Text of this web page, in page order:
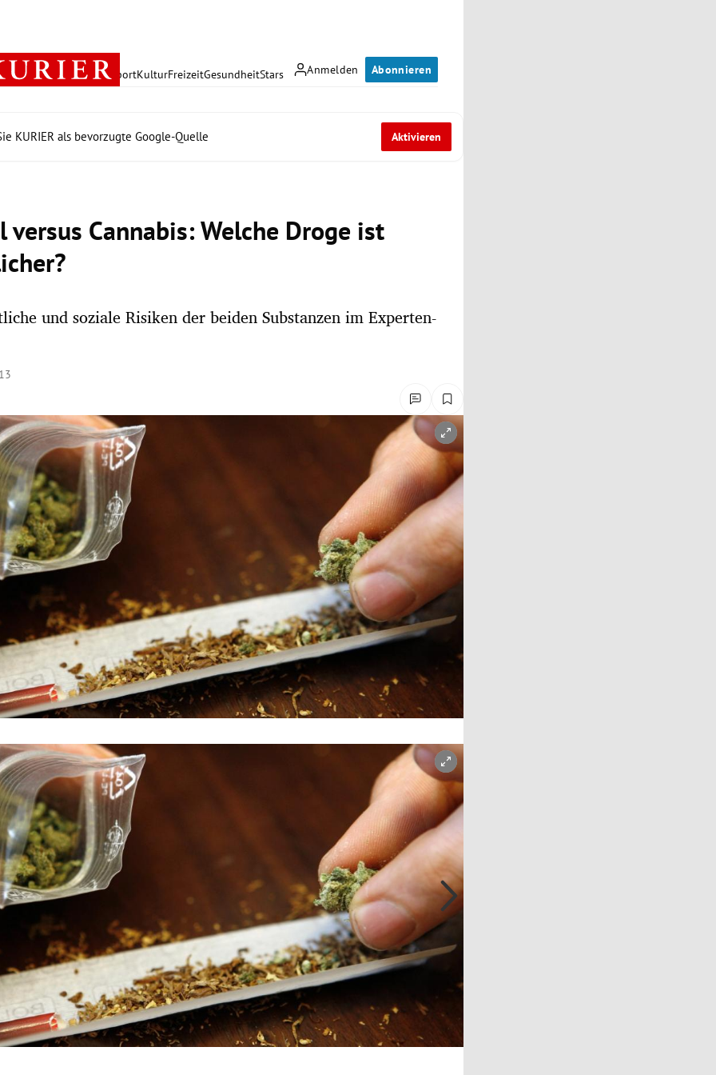
Anmelden Abonnieren
PolitikWirtschaft SportKulturFreizeitGesundheitStars
KURIER als bevorzugte Google-Quelle Aktivieren
versus Cannabis: Welche Droge ist
und soziale Risiken der beiden Substanzen im Experten-
öffnen/schließen
öffnen/schließen